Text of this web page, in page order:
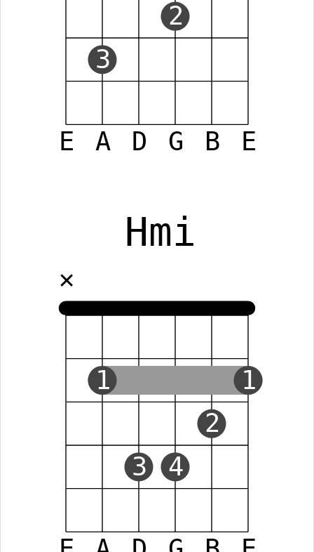
E A D G B E
3
2
Hmi
✕
1
3 4
2
1